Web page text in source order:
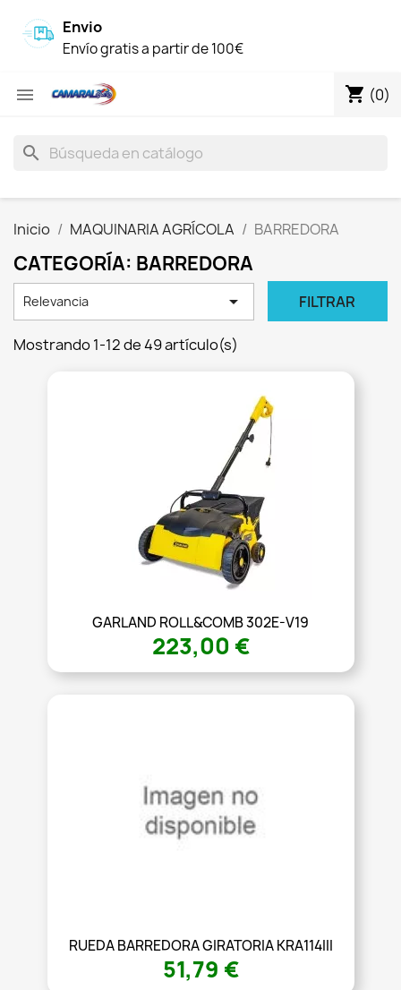
Envio
Envío gratis a partir de 100€
 shopping_cart (0)
search
Inicio MAQUINARIA AGRÍCOLA BARREDORA
CATEGORÍA: BARREDORA
Relevancia  FILTRAR
Mostrando 1-12 de 49 artículo(s)
GARLAND ROLL&COMB 302E-V19
223,00 €
RUEDA BARREDORA GIRATORIA KRA114III
51,79 €